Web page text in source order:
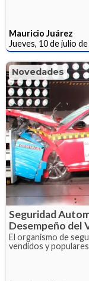
Mauricio Juárez
Jueves, 10 de julio
Novedades
Seguridad
Desempeño del
El organismo de
vendidos y